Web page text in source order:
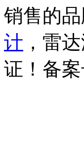
销售的
计 ，雷
证！备案